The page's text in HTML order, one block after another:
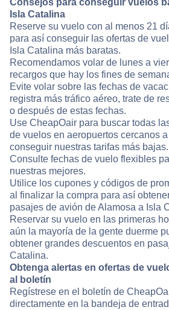
Consejos para conseguir vuelos
Isla Catalina
Reserve su vuelo con al menos 21
para así conseguir las ofertas de
Isla Catalina más baratas.
Recomendamos volar de lunes a
recargos que hay los fines de
Evite volar sobre las fechas de
registra más tráfico aéreo, trate de
o después de estas fechas.
Use CheapOair para buscar todas
de vuelos en aeropuertos cercanos
conseguir nuestras tarifas más bajas.
Consulte fechas de vuelo flexibles
nuestras mejores.
Utilice los cupones y códigos de
al finalizar la compra para así
pasajes de avión de Alamosa a Isla
Reservar su vuelo en las primeras
aún la mayoría de la gente duerme
obtener grandes descuentos en
Catalina.
Obtenga alertas en ofertas de
al boletín
Regístrese en el boletín de
directamente en la bandeja de